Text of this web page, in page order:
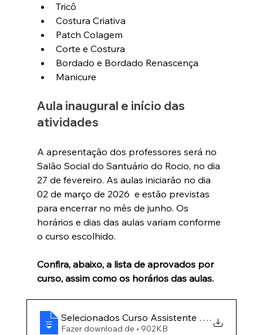
Tricô
Costura Criativa
Patch Colagem
Corte e Costura
Bordado e Bordado Renascença
Manicure
Aula inaugural e início das
atividades
A apresentação dos professores será no
Salão Social do Santuário do Rocio, no dia
27 de fevereiro. As aulas iniciarão no dia
02 de março de 2026 e estão previstas
para encerrar no mês de junho. Os
horários e dias das aulas variam conforme
o curso escolhido.
Confira, abaixo, a lista de aprovados por
curso, assim como os horários das aulas.
Selecionados Curso Assistente .
Fazer download de • 902KB